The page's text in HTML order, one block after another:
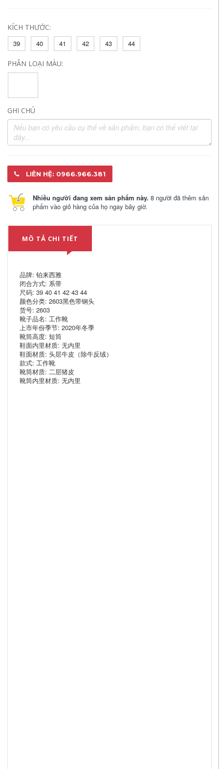
KÍCH THƯỚC:
39
40 41 42 43 44
PHÂN LOẠI MÀU:
GHI CHÚ
LIÊN HỆ: 0966.966.381
Nhiều người đang xem sản phẩm này. 8 người đã thêm sản
phẩm vào giỏ hàng của họ ngay bây giờ.
MÔ TẢ CHI TIẾT
品牌: 铂来西雅
闭合方式: 系带
尺码: 39 40 41 42 43 44
颜色分类: 2603黑色带钢头
货号: 2603
靴子品名: 工作靴
上市年份季节: 2020年冬季
靴筒高度: 短筒
鞋面内里材质: 无内里
鞋面材质: 头层牛皮（除牛反绒）
款式: 工作靴
靴筒材质: 二层猪皮
靴筒内里材质: 无内里